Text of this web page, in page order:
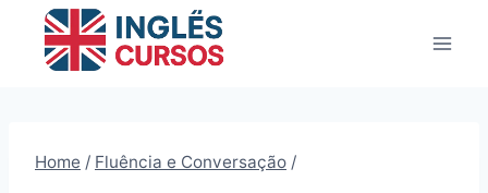
Home / Fluência e Conversação /